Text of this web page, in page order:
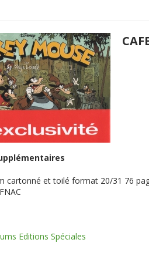
cartonné et toilé format 20/31 76
Editions Spéciales